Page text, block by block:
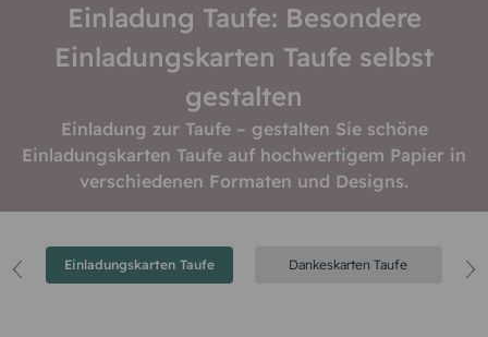
Einladung Taufe: Besondere
Einladungskarten Taufe selbst
gestalten
Einladung zur Taufe – gestalten Sie schöne
Einladungskarten Taufe auf hochwertigem Papier in
verschiedenen Formaten und Designs.
Einladungskarten Taufe Dankeskarten Taufe